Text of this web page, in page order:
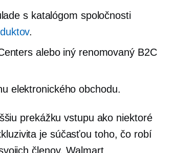
s katalógom spoločnosti
.
alebo iný renomovaný B2C
elektronického obchodu.
prekážku vstupu ako niektoré
je súčasťou toho, čo robí
členov. Walmart